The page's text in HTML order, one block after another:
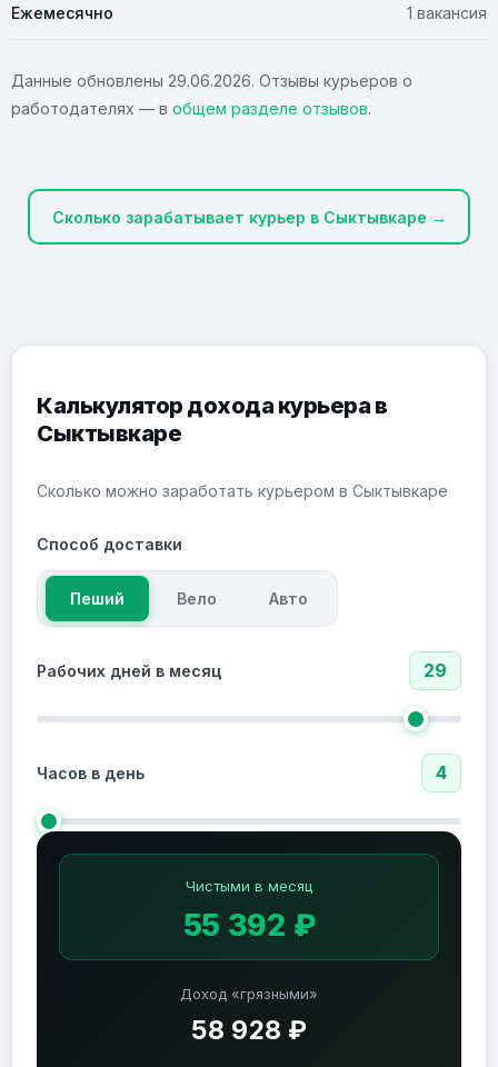
Ежемесячно 1 вакансия
Данные обновлены 29.06.2026. Отзывы курьеров о
работодателях — в общем разделе отзывов.
Сколько зарабатывает курьер в Сыктывкаре →
Калькулятор дохода курьера в
Сыктывкаре
Сколько можно заработать курьером в Сыктывкаре
Способ доставки
Пеший Вело Авто
Рабочих дней в месяц 29
Часов в день 4
Доход «грязными»
58 928 ₽
Чистыми в месяц
55 392 ₽